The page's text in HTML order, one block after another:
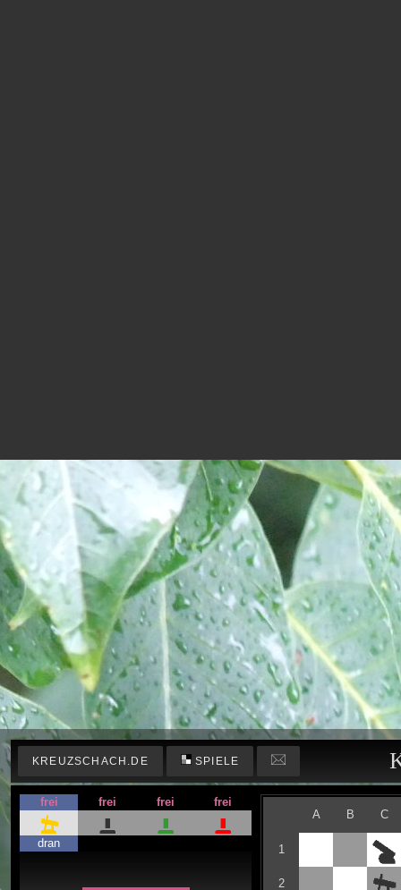
KREUZSCHACH.DE SPIELE
frei
dran
frei frei
frei
A
B C
1
2